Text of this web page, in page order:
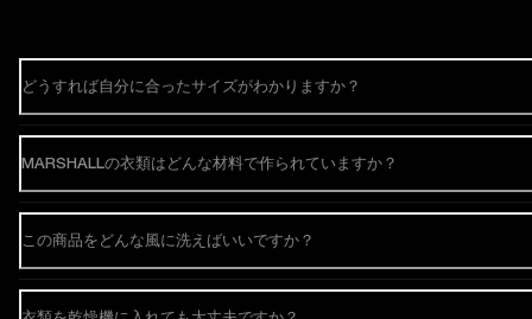
どうすれば自分に合ったサイズがわかりますか？
MARSHALLの衣類はどんな材料で作られていますか？
この商品をどんな風に洗えばいいですか？